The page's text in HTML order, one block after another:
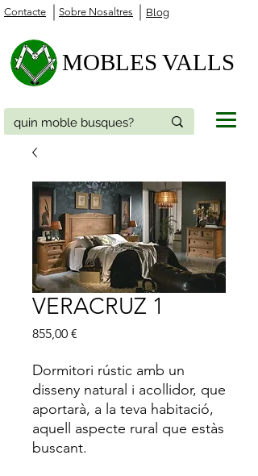
Contacte Blog
Sobre Nosaltres
MOBLES VALLS
VERACRUZ 1
855,00 €
Dormitori rústic amb un
disseny natural i acollidor, que
aportarà, a la teva habitació,
aquell aspecte rural que estàs
buscant.